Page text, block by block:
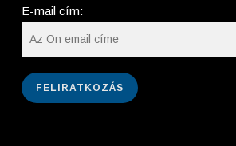
E-mail cím: